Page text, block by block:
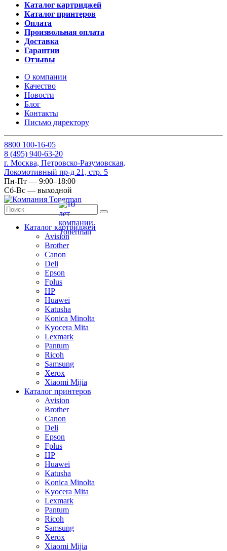
Каталог картриджей
Каталог принтеров
Оплата
Произвольная оплата
Доставка
Гарантии
Отзывы
О компании
Качество
Новости
Блог
Контакты
Письмо директору
8800 100-16-05
8 (495) 940-63-20
г. Москва, Петровско-Разумовская,
Локомотивный пр-д 21, стр. 5
Пн-Пт — 9:00–18:00
Сб-Вс — выходной
Каталог картриджей
Avision
Brother
Canon
Deli
Epson
Fplus
HP
Huawei
Katusha
Konica Minolta
Kyocera Mita
Lexmark
Pantum
Ricoh
Samsung
Xerox
Xiaomi Mijia
Каталог принтеров
Avision
Brother
Canon
Deli
Epson
Fplus
HP
Huawei
Katusha
Konica Minolta
Kyocera Mita
Lexmark
Pantum
Ricoh
Samsung
Xerox
Xiaomi Mijia